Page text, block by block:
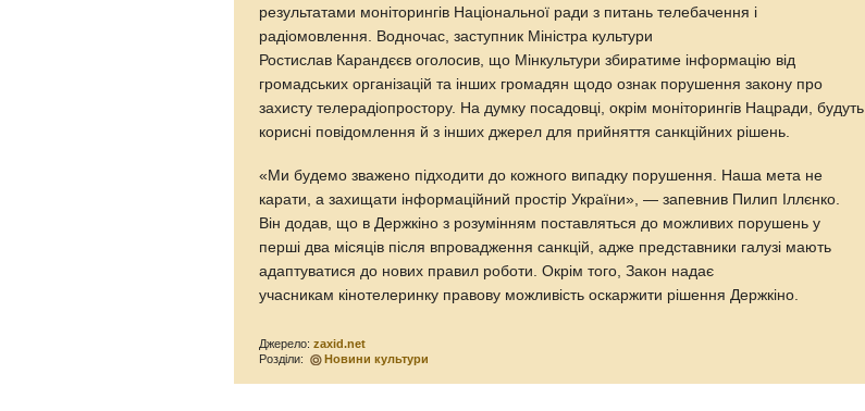
результатами моніторингів Національної ради з питань телебачення і
радіомовлення. Водночас, заступник Міністра культури
Ростислав Карандєєв оголосив, що Мінкультури збиратиме інформацію від
громадських організацій та інших громадян щодо ознак порушення закону про
захисту телерадіопростору. На думку посадовці, окрім моніторингів Нацради, будуть
корисні повідомлення й з інших джерел для прийняття санкційних рішень.
«Ми будемо зважено підходити до кожного випадку порушення. Наша мета не
карати, а захищати інформаційний простір України», — запевнив Пилип Іллєнко.
Він додав, що в Держкіно з розумінням поставляться до можливих порушень у
перші два місяців після впровадження санкцій, адже представники галузі мають
адаптуватися до нових правил роботи. Окрім того, Закон надає
учасникам кінотелеринку правову можливість оскаржити рішення Держкіно.
Джерело:zaxid.net
Розділи:
Новини культури